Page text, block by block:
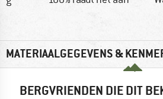
MATERIAALGEGEVENS &
BERGVRIENDEN DIE DIT